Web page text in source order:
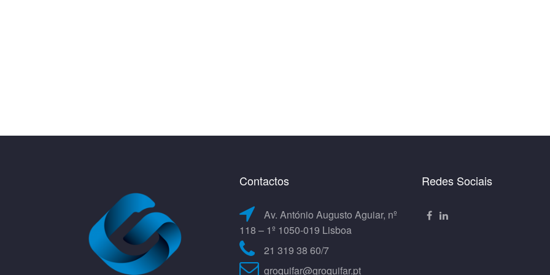
Contactos
Av. António Augusto Aguiar, nº
118 – 1º 1050-019 Lisboa
21 319 38 60/7
groquifar@groquifar.pt
Redes Sociais